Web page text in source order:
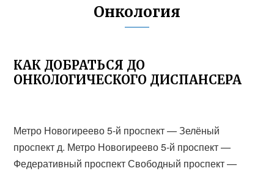
Онкология
КАК ДОБРАТЬСЯ ДО
ОНКОЛОГИЧЕСКОГО ДИСПАНСЕРА
Метро Новогиреево 5-й проспект — Зелёный
проспект д. Метро Новогиреево 5-й проспект —
Федеративный проспект Свободный проспект —